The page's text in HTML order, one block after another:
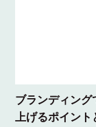
ブランディング
上げるポイント